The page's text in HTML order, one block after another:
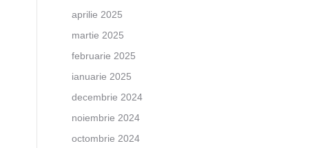
aprilie 2025
martie 2025
februarie 2025
ianuarie 2025
decembrie 2024
noiembrie 2024
octombrie 2024